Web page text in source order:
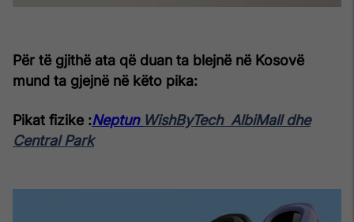
Për të gjithë ata që duan ta blejnë në Kosovë
mund ta gjejnë në këto pika:
Pikat fizike :Neptun WishByTech AlbiMall dhe
Central Park